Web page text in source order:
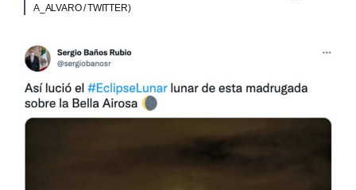
A_ALVARO / TWITTER)